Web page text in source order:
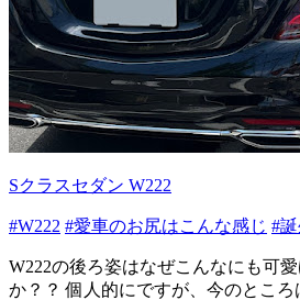
Sクラスセダン W222
#W222 #愛車のお尻はこんな感じ #誕
W222の後ろ姿はなぜこんなにも可
か？？ 個人的にですが、今のところ